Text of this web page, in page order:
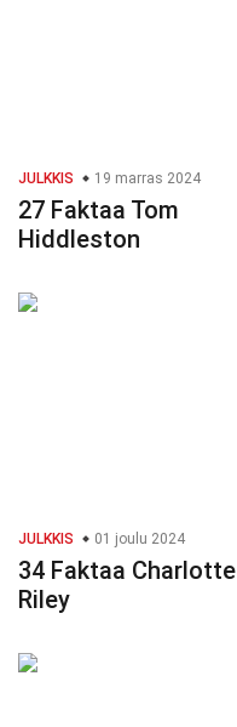
JULKKIS 19 marras 2024
27 Faktaa Tom
Hiddleston
JULKKIS 01 joulu 2024
34 Faktaa Charlotte
Riley